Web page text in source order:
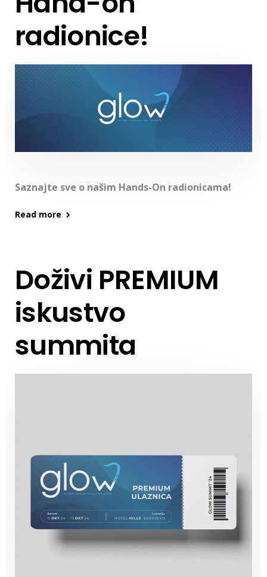
radionice!
Saznajte sve o našim Hands-On radionicama!
Read more
Doživi PREMIUM
iskustvo
summita